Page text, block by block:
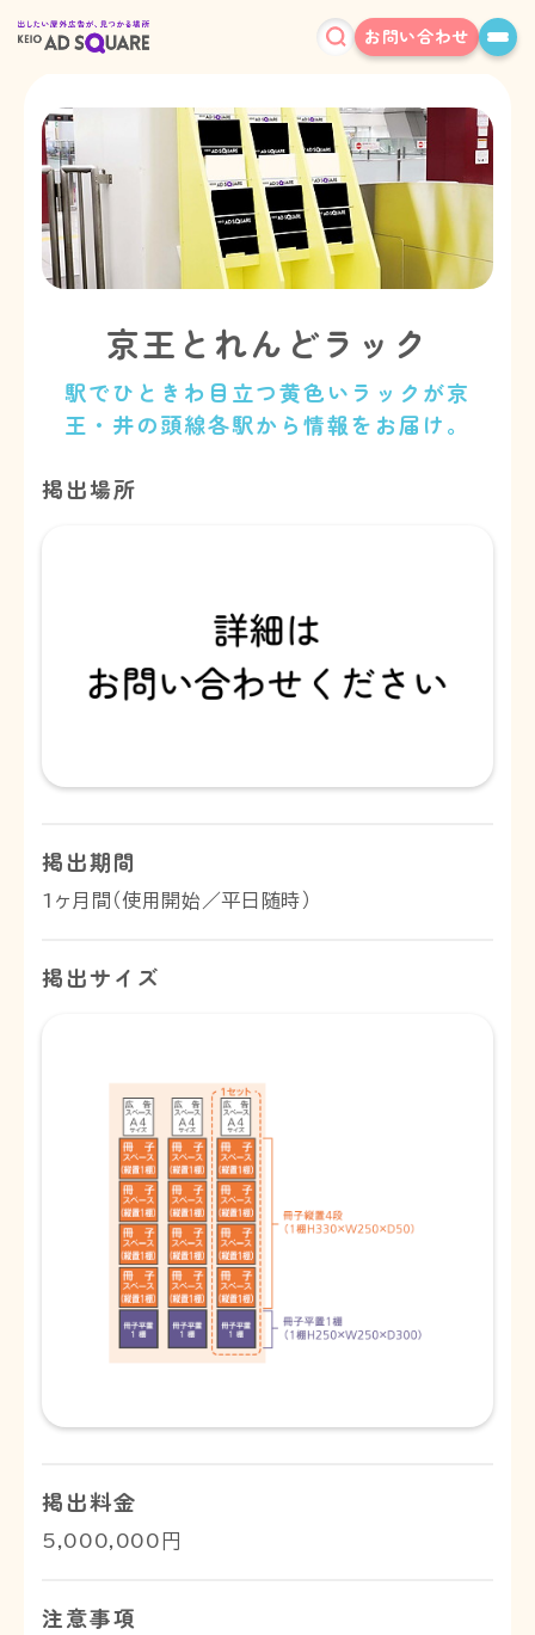
お問い合わせ
京王とれんどラック
駅でひときわ目立つ黄色いラックが京
王・井の頭線各駅から情報をお届け。
掲出場所
掲出期間
1ヶ月間（使用開始／平日随時）
掲出サイズ
掲出料金
5,000,000円
注意事項